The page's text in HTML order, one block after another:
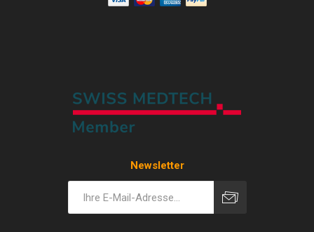
Newsletter